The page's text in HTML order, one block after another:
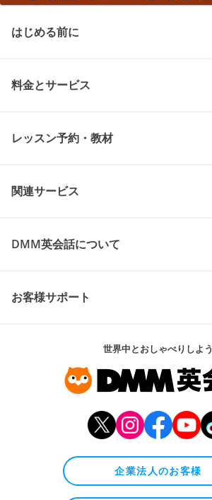
はじめる前に
料金とサービス
レッスン予約・教材
関連サービス
DMM英会話について
お客様サポート
世界中とおしゃべりしよう
企業法人のお客様